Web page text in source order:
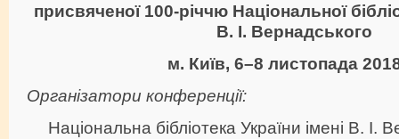
присвяченої 100-річчю Національної
В. І. Вернадського
м. Київ, 6–8 листопада
Організатори конференції:
Національна бібліотека України імені В. І.